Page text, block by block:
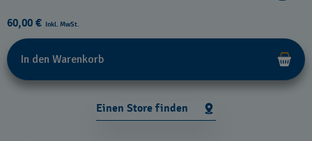
60,00 € Inkl. MwSt.
In den Warenkorb
Einen Store finden